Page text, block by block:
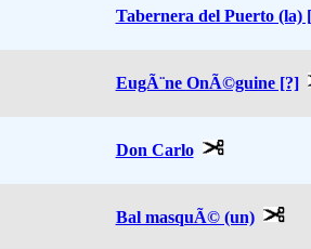
Tabernera del Puerto (la)
EugÃ¨ne OnÃ©guine [?]
Don Carlo
Bal masquÃ© (un)